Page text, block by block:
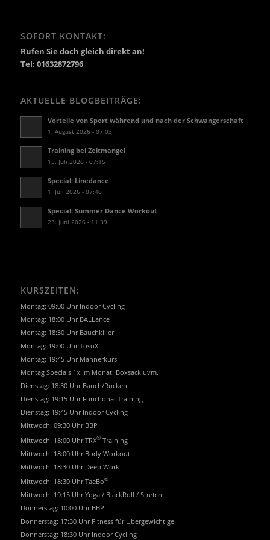
SOFORT KONTAKT:
Rufen Sie doch gleich direkt an!
Tel: 01632872796
AKTUELLE BLOGBEITRÄGE:
Vorteile von Sport während und nach der Schwangerschaft
1. August 2026 - 07:03
Training bei Zeitmangel
15. Juli 2026 - 07:15
Special: Linedance
1. Juli 2026 - 07:40
Special: Summer Dance Workout
23. Juni 2026 - 11:39
KURSZEITEN:
Montag: 09:00 Uhr Indoor Cycling
Montag: 18:00 Uhr BALLance
Montag: 18:30 Uhr Bauchkiller
Montag: 19:00 Uhr TosoX
Montag: 19:45 Uhr Männerkurs
Montag Specials 1x im Monat: Boxsack uvm.
Dienstag: 18:30 Uhr Bauch/Rücken
Dienstag: 19:15 Uhr Functional Training
Dienstag: 19:45 Uhr Indoor Cycling
Mittwoch: 09:30 Uhr BBP
Mittwoch: 18:00 Uhr TRX®Training
Mittwoch: 18:00 Uhr Body Workout
Mittwoch: 18:30 Uhr Deep Work
Mittwoch: 18:30 Uhr TaeBo®
Mittwoch: 19:15 Uhr Yoga / BlackRoll / Stretch
Donnerstag: 10:00 Uhr BBP
Donnerstag: 17:30 Uhr Fitness für Übergewichtige
Donnerstag: 18:30 Uhr Indoor Cycling